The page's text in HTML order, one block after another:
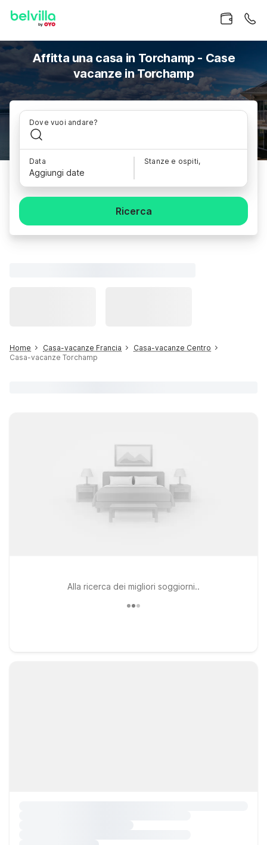
Affitta una casa in Torchamp - Case
vacanze in Torchamp
Dove vuoi andare?
Data
Aggiungi date
Stanze e ospiti,
Ricerca
Home Casa-vacanze Francia
Casa-vacanze Centro
Casa-vacanze Torchamp
Alla ricerca dei migliori soggiorni..